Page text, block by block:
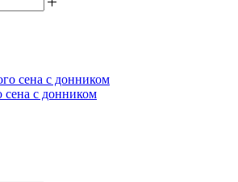
сена с донником